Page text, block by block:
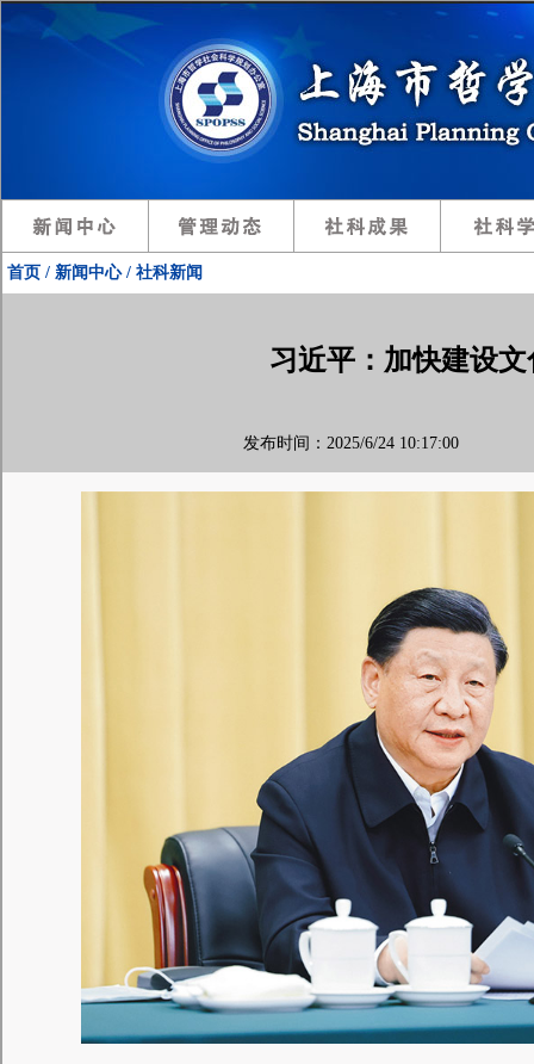
首页 / 新闻中心 / 社科新闻
习近平：加快建设
发布时间：2025/6/24 10:17:00